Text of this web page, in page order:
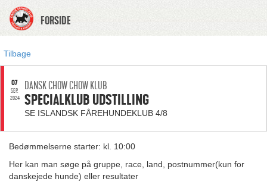
FORSIDE
Tilbage
07
SEP.
2024
DANSK CHOW CHOW KLUB
SPECIALKLUB UDSTILLING
SE ISLANDSK FÅREHUNDEKLUB 4/8
Bedømmelserne starter: kl. 10:00
Her kan man søge på gruppe, race, land, postnummer(kun for
danskejede hunde) eller resultater